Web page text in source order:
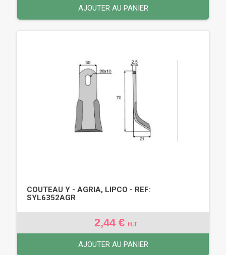
AJOUTER AU PANIER
COUTEAU Y - AGRIA, LIPCO - REF:
SYL6352AGR
2,44 € H.T
AJOUTER AU PANIER